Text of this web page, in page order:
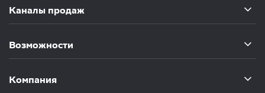
Каналы продаж
Возможности
Компания